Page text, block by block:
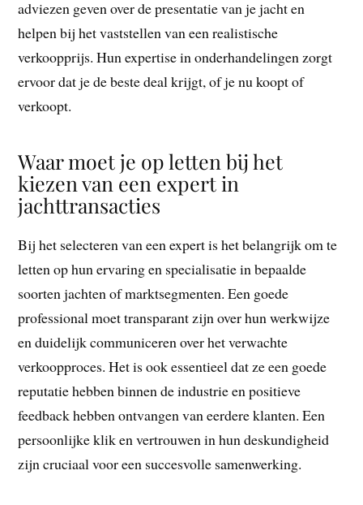
adviezen geven over de presentatie van je jacht en
helpen bij het vaststellen van een realistische
verkoopprijs. Hun expertise in onderhandelingen zorgt
ervoor dat je de beste deal krijgt, of je nu koopt of
verkoopt.
Waar moet je op letten bij het
kiezen van een expert in
jachttransacties
Bij het selecteren van een expert is het belangrijk om te
letten op hun ervaring en specialisatie in bepaalde
soorten jachten of marktsegmenten. Een goede
professional moet transparant zijn over hun werkwijze
en duidelijk communiceren over het verwachte
verkoopproces. Het is ook essentieel dat ze een goede
reputatie hebben binnen de industrie en positieve
feedback hebben ontvangen van eerdere klanten. Een
persoonlijke klik en vertrouwen in hun deskundigheid
zijn cruciaal voor een succesvolle samenwerking.